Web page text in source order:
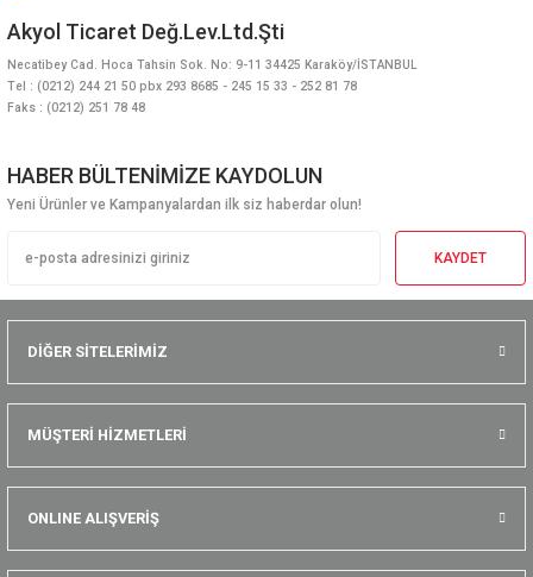
Akyol Ticaret Değ.Lev.Ltd.Şti
Necatibey Cad. Hoca Tahsin Sok. No: 9-11 34425 Karaköy/İSTANBUL
Tel : (0212) 244 21 50 pbx 293 8685 - 245 15 33 - 252 81 78
Faks : (0212) 251 78 48
HABER BÜLTENİMİZE KAYDOLUN
Yeni Ürünler ve Kampanyalardan ilk siz haberdar olun!
KAYDET
DİĞER SİTELERİMİZ
MÜŞTERİ HİZMETLERİ
ONLINE ALIŞVERİŞ